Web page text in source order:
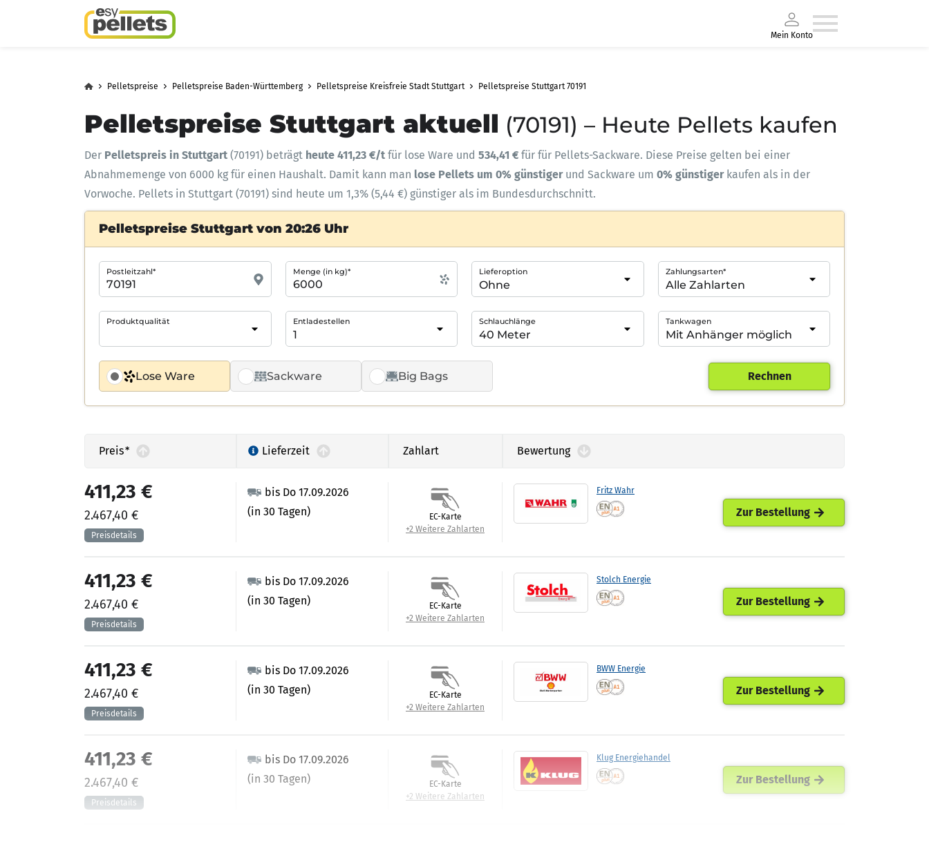
Mein Konto
Pelletspreise Pelletspreise Baden-Württemberg Pelletspreise Kreisfreie Stadt Stuttgart Pelletspreise Stuttgart 70191
Pelletspreise Stuttgart aktuell (70191) – Heute Pellets kaufen
Der Pelletspreis in Stuttgart (70191) beträgt heute 411,23 €/t für lose Ware und 534,41 € für für Pellets-Sackware. Diese Preise gelten bei einer
Abnahmemenge von 6000 kg für einen Haushalt. Damit kann man lose Pellets um 0% günstiger und Sackware um 0% günstigerkaufen als in der
Vorwoche. Pellets in Stuttgart (70191) sind heute um 1,3% (5,44 €) günstiger als im Bundesdurchschnitt.
Pelletspreise Stuttgart von 20:26 Uhr
Lose Ware Sackware Big Bags
Postleitzahl* Menge (in kg)* Lieferoption Zahlungsarten*
Produktqualität Entladestellen Schlauchlänge Tankwagen
Rechnen
Preis* Lieferzeit Zahlart Bewertung
Fritz Wahr
bis Do 17.09.2026
(in 30 Tagen)
411,23 €
2.467,40 €
EC-Karte
+2 Weitere Zahlarten
Zur Bestellung
Stolch Energie
bis Do 17.09.2026
(in 30 Tagen)
411,23 €
2.467,40 €
EC-Karte
+2 Weitere Zahlarten
Zur Bestellung
BWW Energie
bis Do 17.09.2026
(in 30 Tagen)
411,23 €
2.467,40 €
EC-Karte
+2 Weitere Zahlarten
Zur Bestellung
Klug Energiehandel
bis Do 17.09.2026
(in 30 Tagen)
411,23 €
2.467,40 €
EC-Karte
+2 Weitere Zahlarten
Zur Bestellung